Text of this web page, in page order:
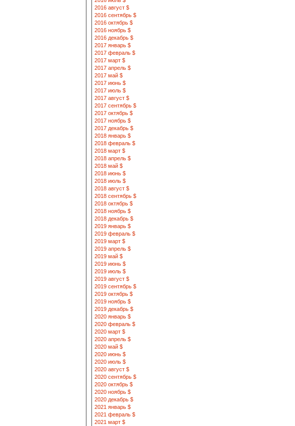
2016 август $
2016 сентябрь $
2016 октябрь $
2016 ноябрь $
2016 декабрь $
2017 январь $
2017 февраль $
2017 март $
2017 апрель $
2017 май $
2017 июнь $
2017 июль $
2017 август $
2017 сентябрь $
2017 октябрь $
2017 ноябрь $
2017 декабрь $
2018 январь $
2018 февраль $
2018 март $
2018 апрель $
2018 май $
2018 июнь $
2018 июль $
2018 август $
2018 сентябрь $
2018 октябрь $
2018 ноябрь $
2018 декабрь $
2019 январь $
2019 февраль $
2019 март $
2019 апрель $
2019 май $
2019 июнь $
2019 июль $
2019 август $
2019 сентябрь $
2019 октябрь $
2019 ноябрь $
2019 декабрь $
2020 январь $
2020 февраль $
2020 март $
2020 апрель $
2020 май $
2020 июнь $
2020 июль $
2020 август $
2020 сентябрь $
2020 октябрь $
2020 ноябрь $
2020 декабрь $
2021 январь $
2021 февраль $
2021 март $